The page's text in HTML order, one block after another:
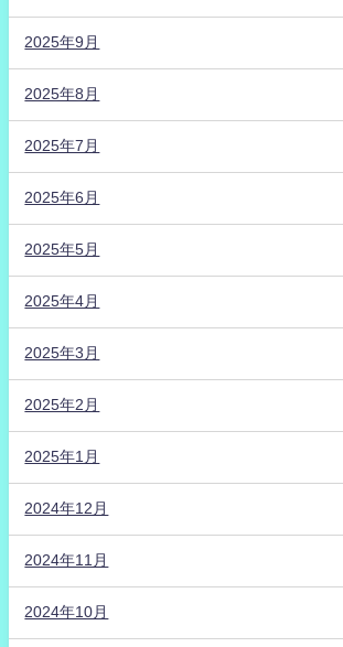
2025年9月
2025年8月
2025年7月
2025年6月
2025年5月
2025年4月
2025年3月
2025年2月
2025年1月
2024年12月
2024年11月
2024年10月